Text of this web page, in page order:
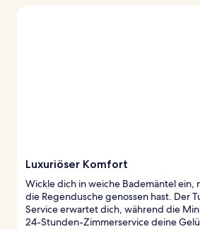
Luxuriöser Komfort
Wickle dich in weiche Bademäntel ein,
die Regendusche genossen hast. Der
Service erwartet dich, während die
24-Stunden-Zimmerservice deine